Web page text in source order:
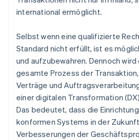
international ermöglicht.
Selbst wenn eine qualifizierte
Standard nicht erfüllt, ist es
und aufzubewahren. Dennoch
gesamte Prozess der
Verträge und
einer digitalen Transformation
Das bedeutet, dass die
konformen Systems in der
Verbesserungen der